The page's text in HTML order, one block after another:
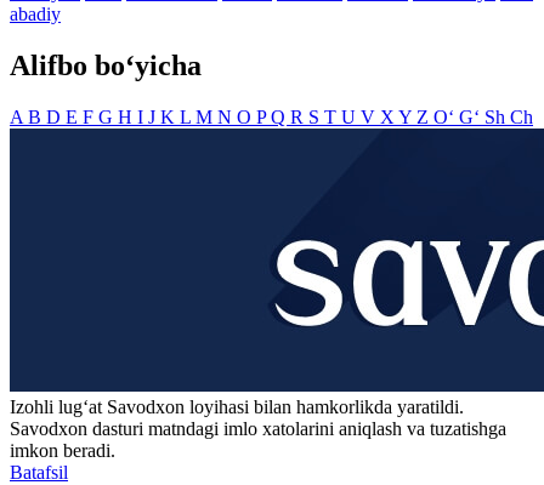
abadiy
Alifbo bo‘yicha
A B D E F G H I J K L M N O PQ R S T U V X Y Z O‘ G‘ Sh Ch
Izohli lugʻat Savodxon loyihasi bilan hamkorlikda yaratildi.
Savodxon dasturi matndagi imlo xatolarini aniqlash va tuzatishga
imkon beradi.
Batafsil